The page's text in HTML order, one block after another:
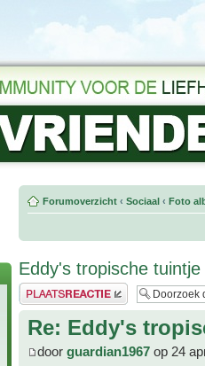
Forumoverzicht ‹ Sociaal ‹ Foto
Eddy's tropische
Plaats een reactie
Re: Eddy's
door guardian1967 op 24